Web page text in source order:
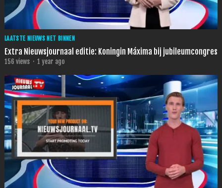
LAATSTE NIEUWS NET BINNEN
Extra Nieuwsjournaal editie: Koningin Máxima bij jubileumcongres
156 views · 1 year ago